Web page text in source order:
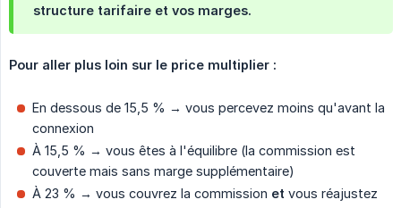
structure tarifaire et vos marges.
Pour aller plus loin sur le price multiplier :
En dessous de 15,5 % → vous percevez moins qu'avant la
connexion
À 15,5 % → vous êtes à l'équilibre (la commission est
couverte mais sans marge supplémentaire)
À 23 % → vous couvrez la commission et vous réajustez